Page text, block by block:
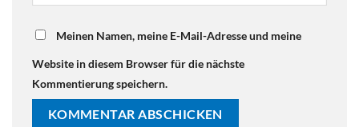
Meinen Namen, meine E-Mail-Adresse und meine
Website in diesem Browser für die nächste
Kommentierung speichern.